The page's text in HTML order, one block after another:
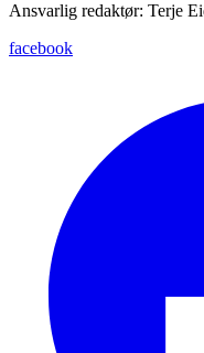
Ansvarlig redaktør: Terje
facebook